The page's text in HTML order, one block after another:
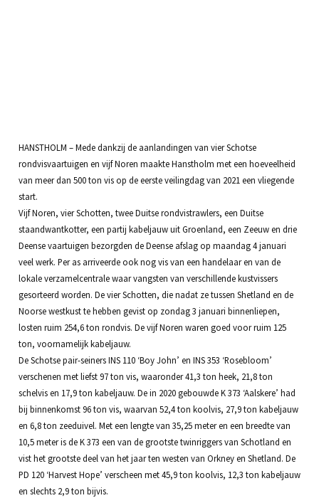
HANSTHOLM – Mede dankzij de aanlandingen van vier Schotse
rondvisvaartuigen en vijf Noren maakte Hanstholm met een hoeveelheid
van meer dan 500 ton vis op de eerste veilingdag van 2021 een vliegende
start.
Vijf Noren, vier Schotten, twee Duitse rondvistrawlers, een Duitse
staandwantkotter, een partij kabeljauw uit Groenland, een Zeeuw en drie
Deense vaartuigen bezorgden de Deense afslag op maandag 4 januari
veel werk. Per as arriveerde ook nog vis van een handelaar en van de
lokale verzamelcentrale waar vangsten van verschillende kustvissers
gesorteerd worden. De vier Schotten, die nadat ze tussen Shetland en de
Noorse westkust te hebben gevist op zondag 3 januari binnenliepen,
losten ruim 254,6 ton rondvis. De vijf Noren waren goed voor ruim 125
ton, voornamelijk kabeljauw.
De Schotse pair-seiners INS 110 ‘Boy John’ en INS 353 ‘Rosebloom’
verschenen met liefst 97 ton vis, waaronder 41,3 ton heek, 21,8 ton
schelvis en 17,9 ton kabeljauw. De in 2020 gebouwde K 373 ‘Aalskere’ had
bij binnenkomst 96 ton vis, waarvan 52,4 ton koolvis, 27,9 ton kabeljauw
en 6,8 ton zeeduivel. Met een lengte van 35,25 meter en een breedte van
10,5 meter is de K 373 een van de grootste twinriggers van Schotland en
vist het grootste deel van het jaar ten westen van Orkney en Shetland. De
PD 120 ‘Harvest Hope’ verscheen met 45,9 ton koolvis, 12,3 ton kabeljauw
en slechts 2,9 ton bijvis.